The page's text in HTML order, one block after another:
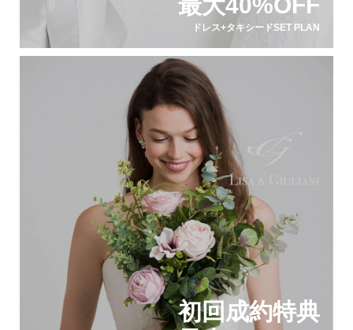
ドレス+タキシードSET PLAN
初回成約特典